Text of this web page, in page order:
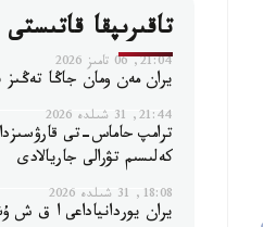
تاقىرىپقا قاتىستى
21:04, 06 تامىز 2026
يران مەن ومان جاڭا تەڭىز
21:44, 31 شىلدە 2026
ترامپ حاماس-تى
كەلىسىم تۋرالى جاريالادى
18:08, 31 شىلدە 2026
يران يوردانياداعى ا ق ش